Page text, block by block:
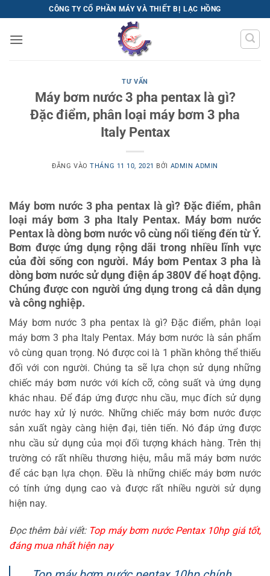
qua
nội
CÔNG TY CỔ PHẦN MÁY VÀ THIẾT BỊ LẠC HỒNG
TƯ VẤN
Máy bơm nước 3 pha pentax là gì?
Đặc điểm, phân loại máy bơm 3 pha
Italy Pentax
ĐĂNG VÀOTHÁNG 11 10, 2021 BỞI ADMIN ADMIN
Máy bơm nước 3 pha pentax là gì? Đặc điểm, phân
loại máy bơm 3 pha Italy Pentax. Máy bơm nước
Pentax là dòng bơm nước vô cùng nổi tiếng đến từ Ý.
Bơm được ứng dụng rộng dãi trong nhiều lĩnh vực
của đời sống con người. Máy bơm Pentax 3 pha là
dòng bơm nước sử dụng điện áp 380V để hoạt động.
Chúng được con người ứng dụng trong cả dân dụng
và công nghiệp.
Máy bơm nước 3 pha pentax là gì? Đặc điểm, phân loại
máy bơm 3 pha Italy Pentax. Máy bơm nước là sản phẩm
vô cùng quan trọng. Nó được coi là 1 phần không thể thiếu
đối với con người. Chúng ta sẽ lựa chọn sử dụng những
chiếc máy bơm nước với kích cỡ, công suất và ứng dụng
khác nhau. Để đáp ứng được nhu cầu, mục đích sử dụng
nước hay xử lý nước. Những chiếc máy bơm nước được
sản xuất ngày càng hiện đại, tiên tiến. Nó đáp ứng được
nhu cầu sử dụng của mọi đối tượng khách hàng. Trên thị
trường có rất nhiều thương hiệu, mẫu mã máy bơm nước
để các bạn lựa chọn. Đều là những chiếc máy bơm nước
có tính ứng dụng cao và được rất nhiều người sử dụng
hiện nay.
Đọc thêm bài viết: Top máy bơm nước Pentax 10hp giá tốt,
đáng mua nhất hiện nay